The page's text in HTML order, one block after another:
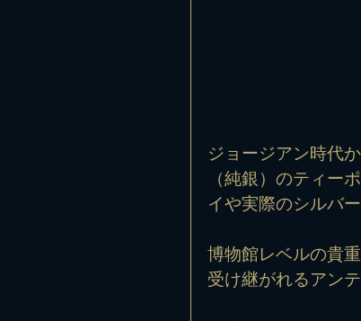
ジョージアン時代
（純銀）のティー
イや実際のシルバ
博物館レベルの貴
受け継がれるアン